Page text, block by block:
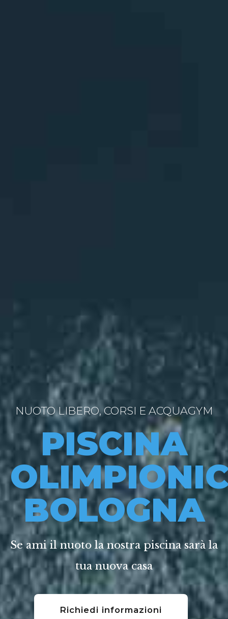
NUOTO LIBERO, CORSI E ACQUAGYM
PISCINA
BOLOGNA
Se ami il nuoto la nostra piscina sarà la
tua nuova casa
Richiedi informazioni